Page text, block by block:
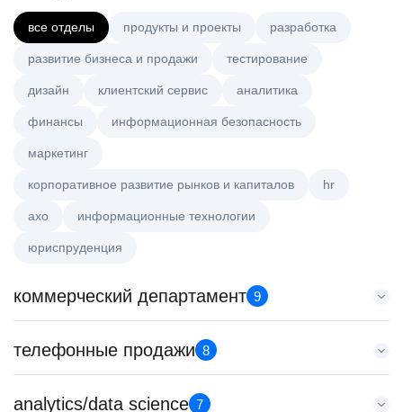
все отделы продукты и проекты разработка
развитие бизнеса и продажи тестирование
дизайн клиентский сервис аналитика
финансы информационная безопасность
маркетинг
корпоративное развитие рынков и капиталов hr
axo информационные технологии
юриспруденция
коммерческий департамент 9
Менеджер по работе с ключевыми клиентами (КАМ)
HeadHunter::Коммерческий департамент
з/п не указана
телефонные продажи 8
Менеджер по продажам в сегменте среднего и крупного
analytics/data science 7